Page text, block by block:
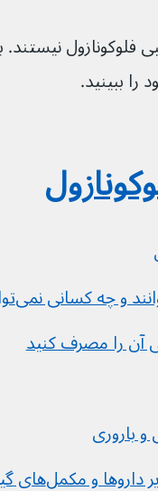
فلوکونازول
ببینید.
آن را مصرف کنید
باروری
و مکمل‌های گیاهی